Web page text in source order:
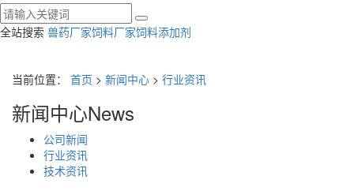
全站搜索 兽药厂家饲料厂家饲料添加剂
当前位置： 首页 > 新闻中心 > 行业资讯
新闻中心News
公司新闻
行业资讯
技术资讯